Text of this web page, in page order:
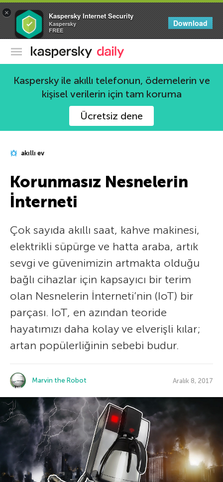
× Kaspersky Internet Security
Kaspersky
FREE
Download
Kaspersky Resmi Blogu
Kaspersky ile akıllı telefonun, ödemelerin ve
kişisel verilerin için tam koruma
Ücretsiz dene
akıllı ev
Korunmasız Nesnelerin
İnterneti
Çok sayıda akıllı saat, kahve makinesi,
elektrikli süpürge ve hatta araba, artık
sevgi ve güvenimizin artmakta olduğu
bağlı cihazlar için kapsayıcı bir terim
olan Nesnelerin İnterneti’nin (IoT) bir
parçası. IoT, en azından teoride
hayatımızı daha kolay ve elverişli kılar;
artan popülerliğinin sebebi budur.
Marvin the Robot Aralık 8, 2017